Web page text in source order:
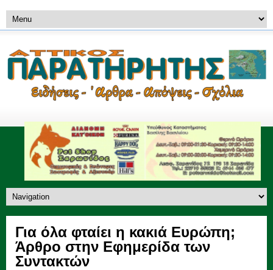
Για όλα φταίει η κακιά Ευρώπη;
Άρθρο στην Εφημερίδα των
Συντακτών